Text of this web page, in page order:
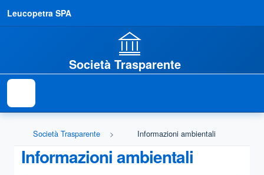
Leucopetra SPA
Società Trasparente
Società Trasparente Informazioni ambientali
Informazioni ambientali